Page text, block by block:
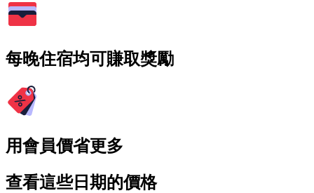
每晚住宿均可賺取獎勵
用會員價省更多
查看這些日期的價格